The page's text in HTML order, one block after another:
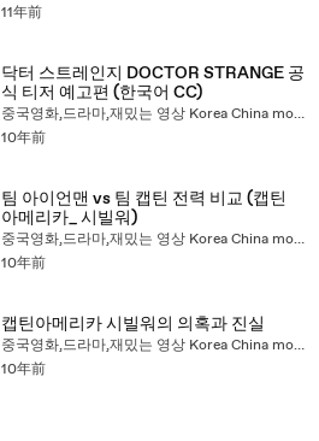
11年前
닥터 스트레인지 DOCTOR STRANGE 공
식 티저 예고편 (한국어 CC)
중국영화,드라마,재밌는 영상 Korea China movie drama 韩流快递
10年前
팀 아이언맨 vs 팀 캡틴 전력 비교 (캡틴
아메리카_ 시빌워)
중국영화,드라마,재밌는 영상 Korea China movie drama 韩流快递
10年前
캡틴아메리카 시빌워의 의혹과 진실
중국영화,드라마,재밌는 영상 Korea China movie drama 韩流快递
10年前